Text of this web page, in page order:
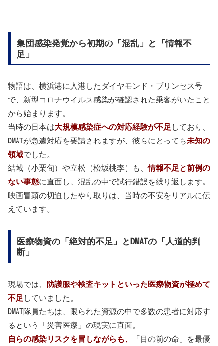
集団感染発覚から初期の「混乱」と「情報不
足」
物語は、横浜港に入港したダイヤモンド・プリンセス号
で、新型コロナウイルス感染が確認された乗客がいたこと
から始まります。
当時の日本は大規模感染症への対応経験が不足 しており、
DMATが急遽対応を要請されますが、彼らにとっても未知の
領域でした。
結城（小栗旬）や立松（松坂桃李）も、情報不足と前例の
ない事態に直面し、混乱の中で試行錯誤を繰り返します。
映画冒頭の切迫したやり取りは、当時の不安をリアルに伝
えています。
医療物資の「絶対的不足」とDMATの「人道的判
断」
現場では、
防護服や検査キットといった医療物資が極めて
不足 していました。
DMAT隊員たちは、限られた資源の中で多数の患者に対応す
るという「災害医療」の現実に直面。
自らの感染リスクを冒しながらも、
「目の前の命」を最優